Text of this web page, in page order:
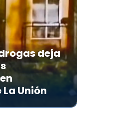
deja
Unión